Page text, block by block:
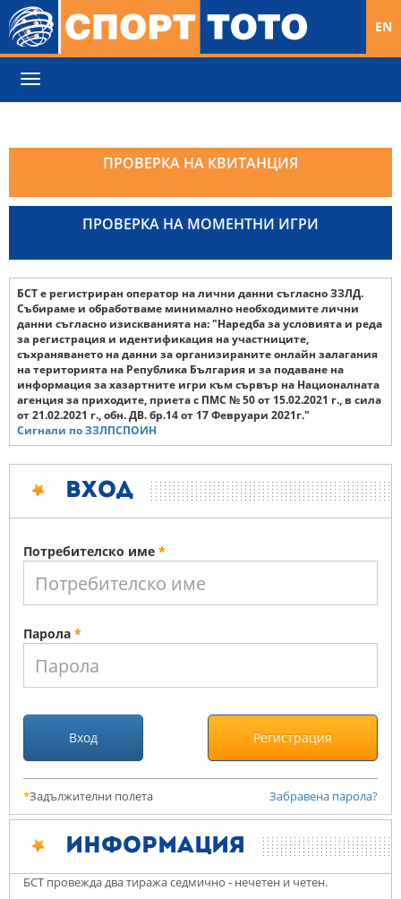
EN
Toggle
navigation
Вход
Потребителско име *
Парола *
Вход Регистрация
*Задължителни полета Забравена парола?
Информация
БСТ провежда два тиража седмично - нечетен и четен.
ПРОВЕРКА НА КВИТАНЦИЯ
ПРОВЕРКА НА МОМЕНТНИ ИГРИ
БСТ е регистриран оператор на лични данни съгласно ЗЗЛД.
Събираме и обработваме минимално необходимите лични
данни съгласно изискванията на: "Наредба за условията и реда
за регистрация и идентификация на участниците,
съхраняването на данни за организираните онлайн залагания
на територията на Република България и за подаване на
информация за хазартните игри към сървър на Националната
агенция за приходите, приета с ПМС № 50 от 15.02.2021 г., в сила
от 21.02.2021 г., обн. ДВ. бр.14 от 17 Февруари 2021г."
Сигнали по ЗЗЛПСПОИН